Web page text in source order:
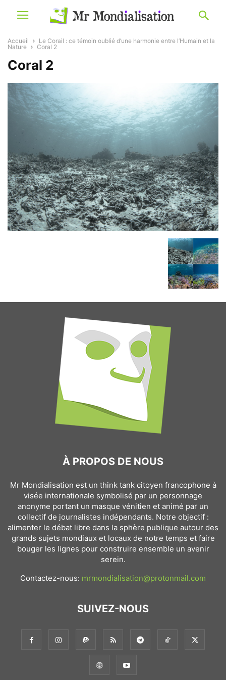
Accueil
Le Corail : ce témoin oublié d’une harmonie entre l’Humain et la
Nature
Coral 2
Coral 2
À PROPOS DE NOUS
Mr Mondialisation est un think tank citoyen francophone à
visée internationale symbolisé par un personnage
anonyme portant un masque vénitien et animé par un
collectif de journalistes indépendants. Notre objectif :
alimenter le débat libre dans la sphère publique autour des
grands sujets mondiaux et locaux de notre temps et faire
bouger les lignes pour construire ensemble un avenir
serein.
Contactez-nous: mrmondialisation@protonmail.com
SUIVEZ-NOUS